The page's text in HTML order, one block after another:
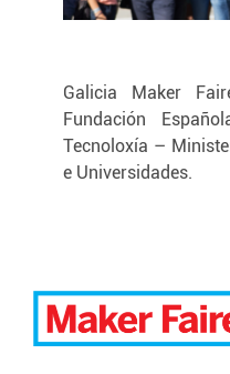
Galicia Maker
Fundación
Tecnoloxía –
e Universidades.